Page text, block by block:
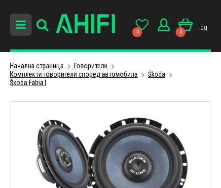
0 0
bg
Начална страница
Говорители
Комплекти говорители според автомобила
Škoda
Škoda Fabia I